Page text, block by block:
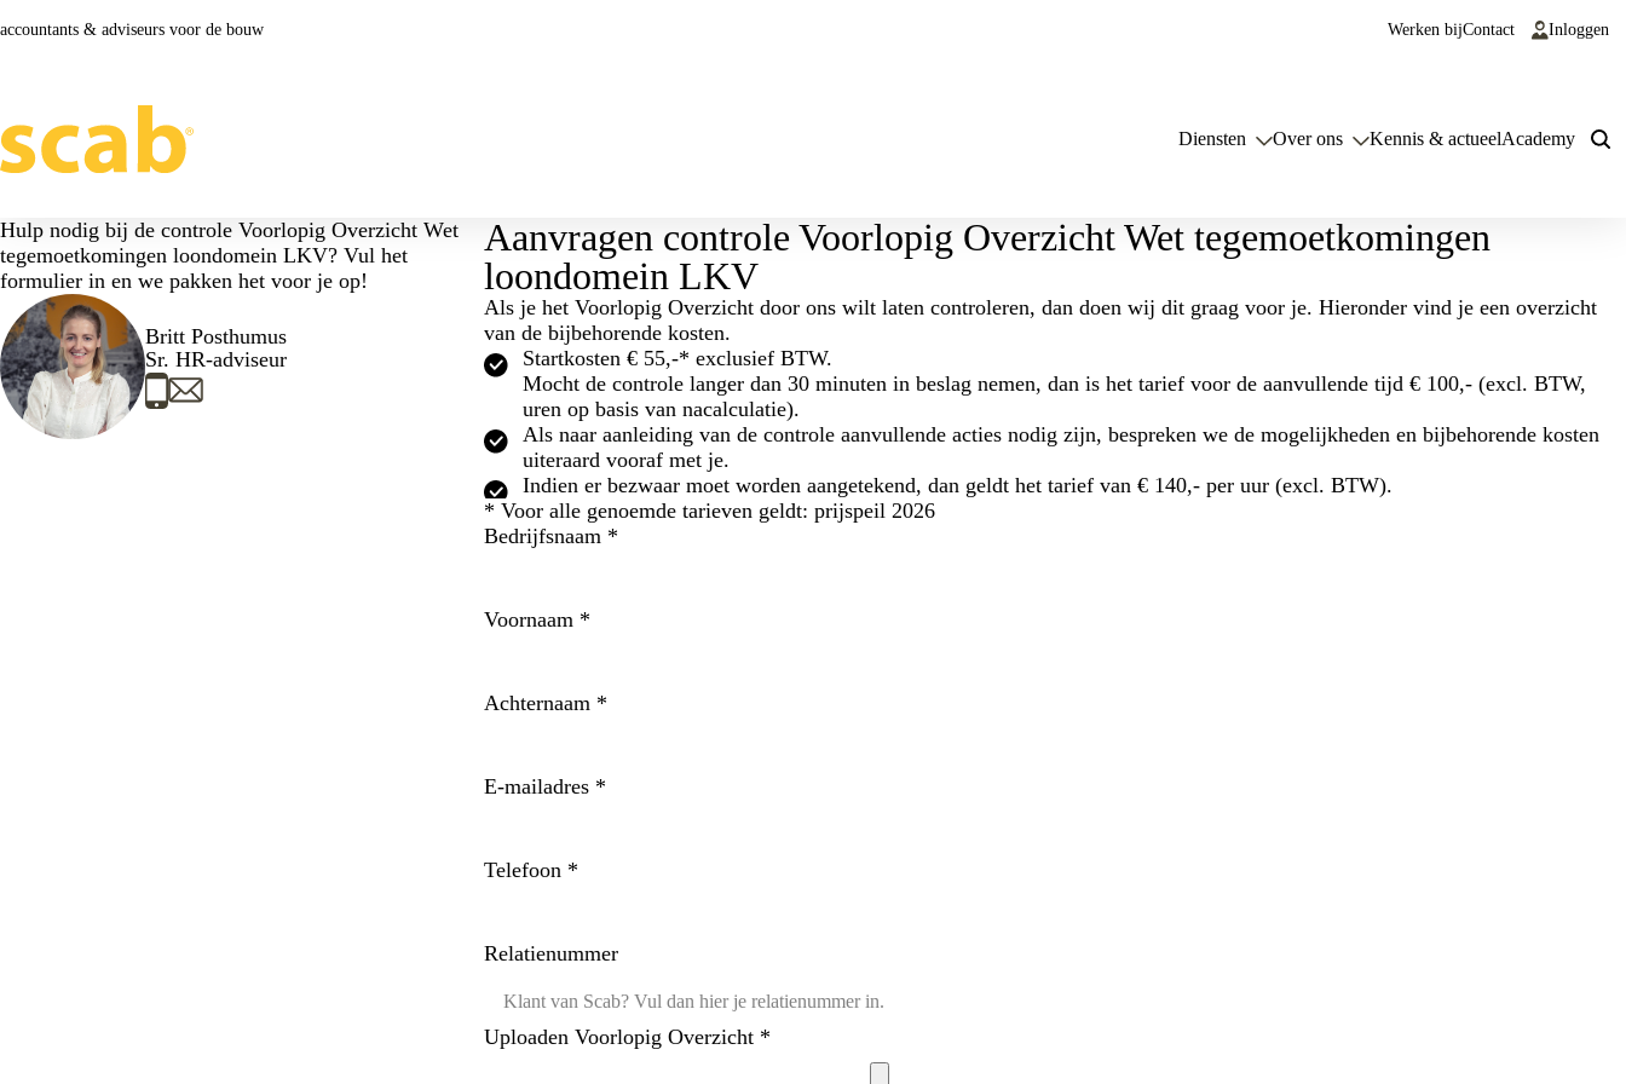
accountants & adviseurs voor de bouw Werken bijContact Inloggen
Diensten Over ons Kennis & actueelAcademy
Hulp nodig bij de controle Voorlopig Overzicht Wet
tegemoetkomingen loondomein LKV? Vul het
formulier in en we pakken het voor je op!
Britt Posthumus
Sr. HR-adviseur
Aanvragen controle Voorlopig Overzicht Wet tegemoetkomingen
loondomein LKV
Als je het Voorlopig Overzicht door ons wilt laten controleren, dan doen wij dit graag voor je. Hieronder vind je een overzicht
van de bijbehorende kosten.
Startkosten € 55,-* exclusief BTW.
Mocht de controle langer dan 30 minuten in beslag nemen, dan is het tarief voor de aanvullende tijd € 100,- (excl. BTW,
uren op basis van nacalculatie).
Als naar aanleiding van de controle aanvullende acties nodig zijn, bespreken we de mogelijkheden en bijbehorende kosten
uiteraard vooraf met je.
Indien er bezwaar moet worden aangetekend, dan geldt het tarief van € 140,- per uur (excl. BTW).
* Voor alle genoemde tarieven geldt: prijspeil 2026
Bedrijfsnaam *
Voornaam *
Achternaam *
E-mailadres *
Telefoon *
Relatienummer
Uploaden Voorlopig Overzicht *